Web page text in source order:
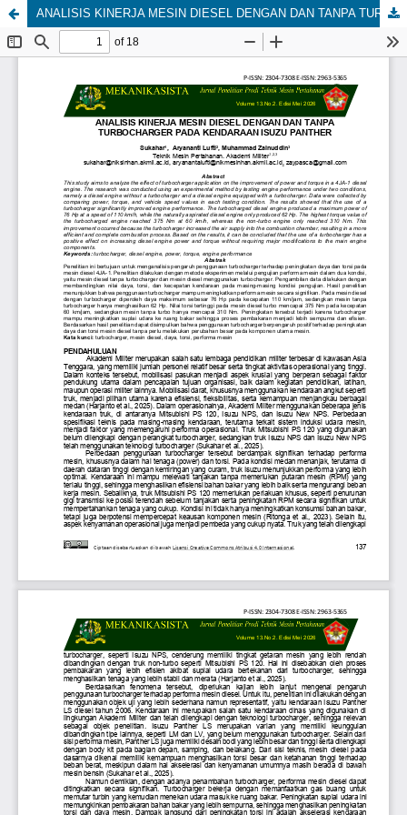
ANALISIS KINERJA MESIN DIESEL DENGAN DAN TANPA TURBOCHARGER PADA KENDARAAN ISUZU PANTHER